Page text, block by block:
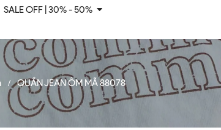
SALE OFF | 30% - 50%
/ QUẦN JEAN ÔM MÃ 88078